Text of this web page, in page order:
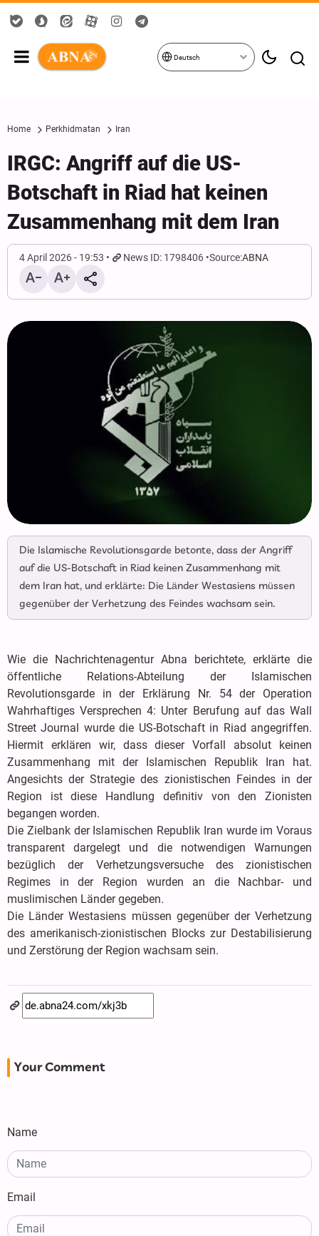
Deutsch
Home Perkhidmatan Iran
IRGC: Angriff auf die US-
Botschaft in Riad hat keinen
Zusammenhang mit dem Iran
4 April 2026 - 19:53 News ID: 1798406 Source:ABNA
Die Islamische Revolutionsgarde betonte, dass der Angriff
auf die US-Botschaft in Riad keinen Zusammenhang mit
dem Iran hat, und erklärte: Die Länder Westasiens müssen
gegenüber der Verhetzung des Feindes wachsam sein.
Wie die Nachrichtenagentur Abna berichtete, erklärte die
öffentliche Relations-Abteilung der Islamischen
Revolutionsgarde in der Erklärung Nr. 54 der Operation
Wahrhaftiges Versprechen 4: Unter Berufung auf das Wall
Street Journal wurde die US-Botschaft in Riad angegriffen.
Hiermit erklären wir, dass dieser Vorfall absolut keinen
Zusammenhang mit der Islamischen Republik Iran hat.
Angesichts der Strategie des zionistischen Feindes in der
Region ist diese Handlung definitiv von den Zionisten
begangen worden.
Die Zielbank der Islamischen Republik Iran wurde im Voraus
transparent dargelegt und die notwendigen Warnungen
bezüglich der Verhetzungsversuche des zionistischen
Regimes in der Region wurden an die Nachbar- und
muslimischen Länder gegeben.
Die Länder Westasiens müssen gegenüber der Verhetzung
des amerikanisch-zionistischen Blocks zur Destabilisierung
und Zerstörung der Region wachsam sein.
Your Comment
Name
Email